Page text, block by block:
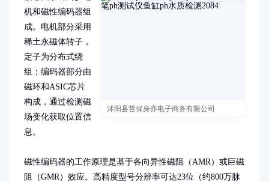
沭阳县哲保身亦电子商务有限公司
机和磁性编码器组
成。电机部分采用
稀土永磁体转子，
定子为分布式绕
组；编码器部分由
磁环和ASIC芯片
构成，通过检测磁
场变化获取位置信
息。
磁性编码器的工作原理是基于各向异性磁阻（AMR）或巨磁
阻（GMR）效应。高精度型号分辨率可达23位（约800万脉